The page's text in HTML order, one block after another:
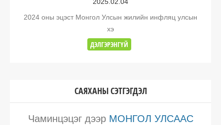
2025.02.04
2024 оны эцэст Монгол Улсын жилийн инфляц улсын
хэ
ДЭЛГЭРЭНГҮЙ
САЯХАНЫ СЭТГЭГДЭЛ
Чаминцэцэгдээр МОНГОЛ УЛСААС